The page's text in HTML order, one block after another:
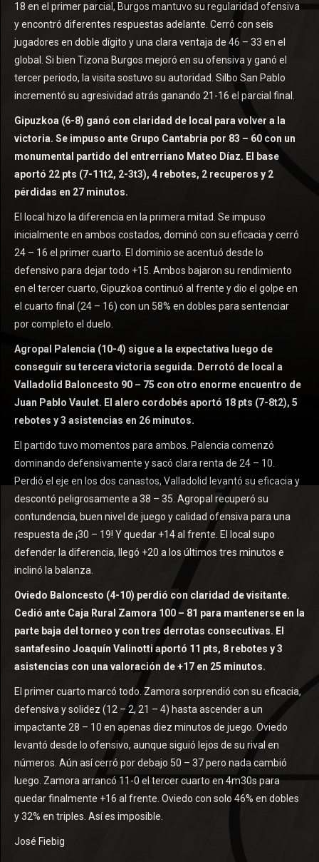
18 en el primer parcial, Burgos mantuvo su regularidad ofensiva
y encontró diferentes respuestas adelante. Cerró con seis
jugadores en doble dígito y una clara ventaja de 46 – 33 en el
global. Si bien Tizona Burgos mejoró en su ofensiva y ganó el
tercer periodo, la visita sostuvo su autoridad. Silbo San Pablo
incrementó su agresividad atrás ganando 21-16 el parcial final.
Gipuzkoa (6-8) ganó con claridad de local para volver a la
victoria. Se impuso ante Grupo Cantabria por 83 – 60 con un
monumental partido del entrerriano Mateo Díaz. El base
aportó 22 pts (7-11t2, 2-3t3), 4 rebotes, 2 recuperos y 2
pérdidas en 27 minutos.
El local hizo la diferencia en la primera mitad. Se impuso
inicialmente en ambos costados, dominó con su eficacia y cerró
24 – 16 el primer cuarto. El dominio se acentuó desde lo
defensivo para dejar todo +15. Ambos bajaron su rendimiento
en el tercer cuarto, Gipuzkoa continuó al frente y dio el golpe en
el cuarto final (24 – 16) con un 58% en dobles para sentenciar
por completo el duelo.
Agropal Palencia (10-4) sigue a la expectativa luego de
conseguir su tercera victoria seguida. Derrotó de local a
Valladolid Baloncesto 90 – 75 con otro enorme encuentro de
Juan Pablo Vaulet. El alero cordobés aportó 18 pts (7-8t2), 5
rebotes y 3 asistencias en 26 minutos.
El partido tuvo momentos para ambos. Palencia comenzó
dominando defensivamente y sacó clara renta de 24 – 10.
Perdió el eje en los dos canastos, Valladolid levantó su eficacia y
descontó peligrosamente a 38 – 35. Agropal recuperó su
contundencia, buen nivel de juego y calidad ofensiva para una
respuesta de ¡30 – 19! Y quedar +14 al frente. El local supo
defender la diferencia, llegó +20 a los últimos tres minutos e
inclinó la balanza.
Oviedo Baloncesto (4-10) perdió con claridad de visitante.
Cedió ante Caja Rural Zamora 100 – 81 para mantenerse en la
parte baja del torneo y con tres derrotas consecutivas. El
santafesino Joaquín Valinotti aportó 11 pts, 8 rebotes y 3
asistencias con una valoración de +17 en 25 minutos.
El primer cuarto marcó todo. Zamora sorprendió con su eficacia,
defensiva y solidez (12 – 2, 21 – 4) hasta ascender a un
impactante 28 – 10 en apenas diez minutos de juego. Oviedo
levantó desde lo ofensivo, aunque siguió lejos de su rival en
números. Aún así cerró por debajo 50 – 37 pero nada cambió
luego. Zamora arrancó 11-0 el tercer cuarto en 4m30s para
quedar finalmente +16 al frente. Oviedo con solo 46% en dobles
y 32% en triples. Así es imposible.
José Fiebig